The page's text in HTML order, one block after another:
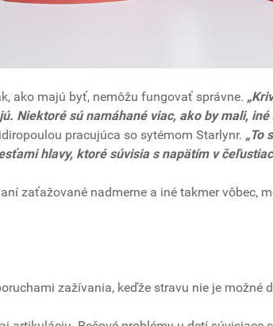
ako majú byť, nemôžu fungovať správne.
Niektoré sú namáhané viac, ako by mali, iné
pracujúca so sytémom Starlynr. „To
hlavy, ktoré súvisia s napätím v
zaťažované nadmerne a iné takmer vôbec,
zažívania, keďže stravu nie je možné